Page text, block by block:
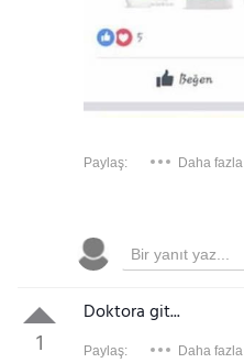
Paylaş: Daha fazla
1
Doktora git...
Paylaş: Daha fazla